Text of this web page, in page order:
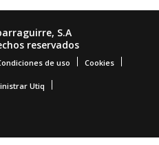
S.A
reservados
de uso Cookies
Utiq